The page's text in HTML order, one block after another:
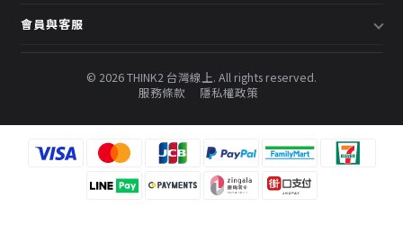
預約諮詢
配送說明
常見問題
會員與客服
會員中心
© 2026 THINK2 台灣線上. All rights reserved.
服務條款
隱私權政策